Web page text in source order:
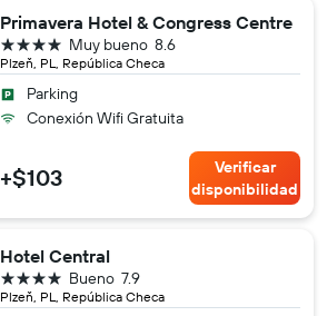
Primavera Hotel & Congress Centre
Plzeň, PL, República Checa
8.6
Muy bueno
4 estrellas
Parking
Conexión Wifi Gratuita
+$103
Verificar
disponibilidad
Hotel Central
Plzeň, PL, República Checa
7.9
Bueno
4 estrellas